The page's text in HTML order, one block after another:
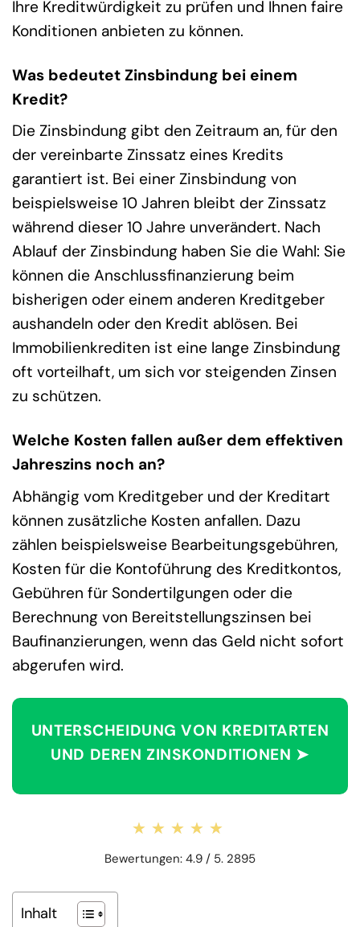
Ihre Kreditwürdigkeit zu prüfen und Ihnen faire
Konditionen anbieten zu können.
Was bedeutet Zinsbindung bei einem
Kredit?
Die Zinsbindung gibt den Zeitraum an, für den
der vereinbarte Zinssatz eines Kredits
garantiert ist. Bei einer Zinsbindung von
beispielsweise 10 Jahren bleibt der Zinssatz
während dieser 10 Jahre unverändert. Nach
Ablauf der Zinsbindung haben Sie die Wahl: Sie
können die Anschlussfinanzierung beim
bisherigen oder einem anderen Kreditgeber
aushandeln oder den Kredit ablösen. Bei
Immobilienkrediten ist eine lange Zinsbindung
oft vorteilhaft, um sich vor steigenden Zinsen
zu schützen.
Welche Kosten fallen außer dem effektiven
Jahreszins noch an?
Abhängig vom Kreditgeber und der Kreditart
können zusätzliche Kosten anfallen. Dazu
zählen beispielsweise Bearbeitungsgebühren,
Kosten für die Kontoführung des Kreditkontos,
Gebühren für Sondertilgungen oder die
Berechnung von Bereitstellungszinsen bei
Baufinanzierungen, wenn das Geld nicht sofort
abgerufen wird.
UNTERSCHEIDUNG VON KREDITARTEN
UND DEREN ZINSKONDITIONEN ➤
★★★★★
★★★★★
Bewertungen: 4.9 / 5. 2895
Inhalt